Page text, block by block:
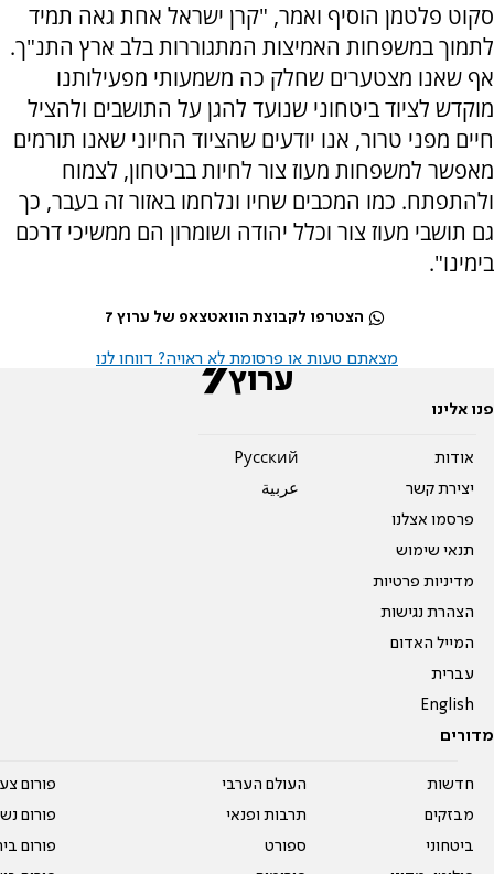
סקוט פלטמן הוסיף ואמר, "קרן ישראל אחת גאה תמיד
לתמוך במשפחות האמיצות המתגוררות בלב ארץ התנ"ך.
אף שאנו מצטערים שחלק כה משמעותי מפעילותנו
מוקדש לציוד ביטחוני שנועד להגן על התושבים ולהציל
חיים מפני טרור, אנו יודעים שהציוד החיוני שאנו תורמים
מאפשר למשפחות מעוז צור לחיות בביטחון, לצמוח
ולהתפתח. כמו המכבים שחיו ונלחמו באזור זה בעבר, כך
גם תושבי מעוז צור וכלל יהודה ושומרון הם ממשיכי דרכם
בימינו".
הצטרפו לקבוצת הוואטצאפ של ערוץ 7
מצאתם טעות או פרסומת לא ראויה? דווחו לנו
פנו אלינו
אודות
יצירת קשר
פרסמו אצלנו
תנאי שימוש
מדיניות פרטיות
הצהרת נגישות
המייל האדום
עברית
English
Pусский
عربية
מדורים
חדשות
מבזקים
ביטחוני
העולם הערבי
תרבות ופנאי
ספורט
פורום
פורום
פורום